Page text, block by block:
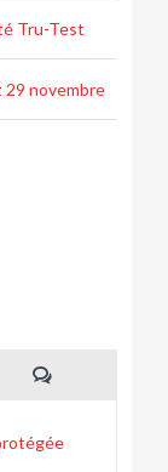
Tru-Test
29 novembre